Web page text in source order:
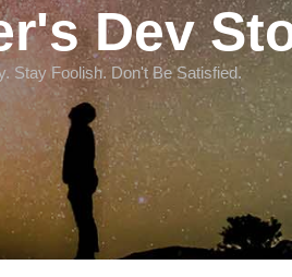
Dev
Stay Foolish. Don't Be Satisfied.